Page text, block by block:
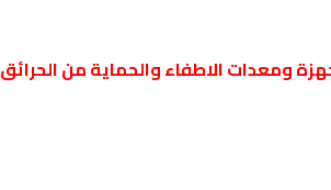
ومعدات الاطفاء والحماية من الحرائق